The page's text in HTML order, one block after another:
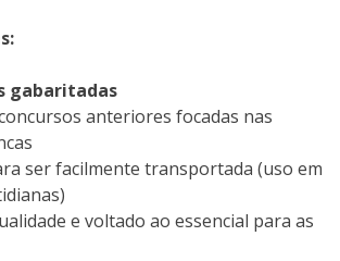
gabaritadas
anteriores focadas nas
ser facilmente transportada (uso em
e voltado ao essencial para as